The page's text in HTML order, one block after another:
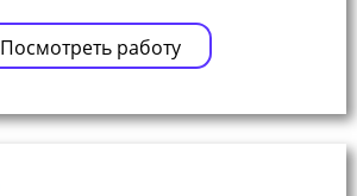
Посмотреть работу